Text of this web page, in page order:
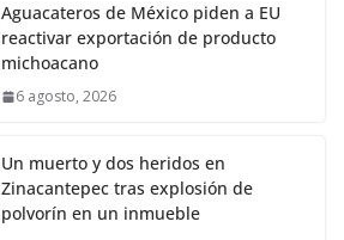
Aguacateros de México piden a EU
reactivar exportación de producto
michoacano
6 agosto, 2026
Un muerto y dos heridos en
Zinacantepec tras explosión de
polvorín en un inmueble